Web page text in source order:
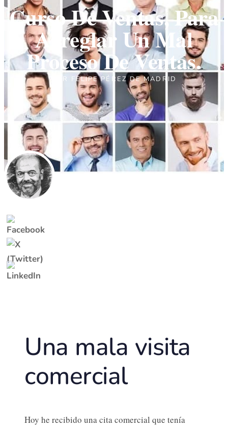
Curso De Ventas, Para
Arreglar Un Mal
Proceso De Ventas.
POR FELIPE PÉREZ DE MADRID
Una mala visita
comercial
Hoy he recibido una cita comercial que tenía